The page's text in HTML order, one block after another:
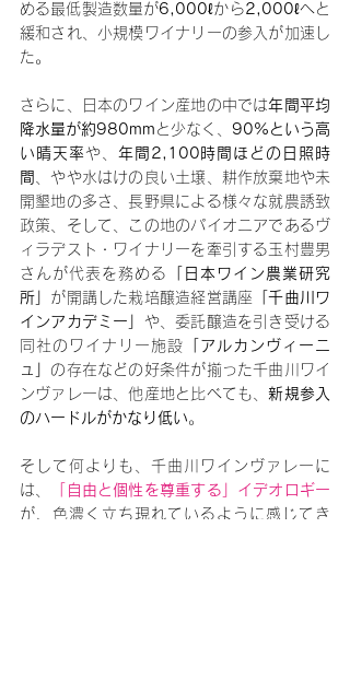
める最低製造数量が6,000ℓから2,000ℓへと
緩和され、小規模ワイナリーの参入が加速し
た。
さらに、日本のワイン産地の中では年間平均
降水量が約980mm と少なく、 90%という高
い晴天率や、 年間2,100時間ほどの日照時
間
、やや水はけの良い土壌、耕作放棄地や未
開墾地の多さ、長野県による様々な就農誘致
政策、そして、この地のパイオニアであるヴ
ィラデスト・ワイナリーを牽引する玉村豊男
さんが代表を務める
「日本ワイン農業研究
所」 が開講した栽培醸造経営講座 「千曲川ワ
インアカデミー」 や、委託醸造を引き受ける
同社のワイナリー施設 「アルカンヴィーニ
ュ」 の存在などの好条件が揃った千曲川ワイ
ンヴァレーは、他産地と比べても、新規参入
のハードルがかなり低い。
そして何よりも、千曲川ワインヴァレーに
は、
「自由と個性を尊重する」イデオロギー
が、色濃く立ち現れているように感じてき